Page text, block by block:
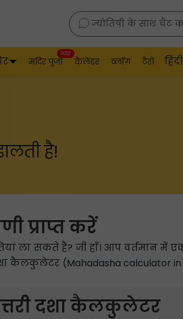
ज्योतिषी के साथ चैट
मंदिर पूजा
नया
कैलेंडर ब्लॉग टैरो हिंदी
है!
प्राप्त करें
ला सकते हैं? जी हाँ। आप वर्तमान में
कैलकुलेटर (Mahadasha calculator
दशा कैलकुलेटर